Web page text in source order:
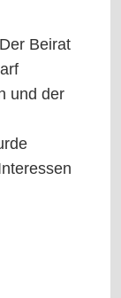
Beirat
und der